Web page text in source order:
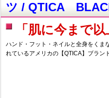
ツ / QTICA
「肌に今まで
ハンド・フット・ネイルと全身をくま
れているアメリカの【QTICA】ブラン